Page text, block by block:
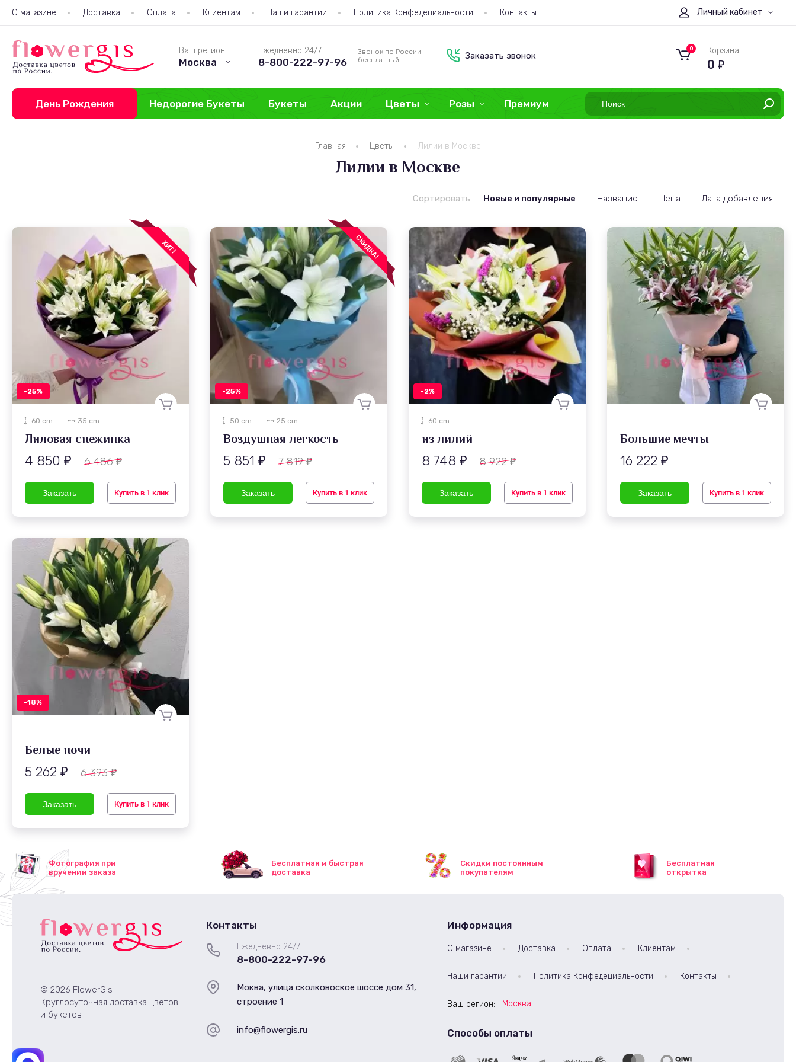
О магазине Доставка Оплата Клиентам Наши гарантии Политика Конфедециальности Контакты Личный кабинет
Ваш регион:
Москва
Ежедневно 24/7
8-800-222-97-96
Звонок по России
бесплатный
Заказать звонок
0 Корзина
0 ₽
День Рождения Недорогие Букеты Букеты Акции Цветы Розы Премиум
Главная Цветы Лилии в Москве
Лилии в Москве
Сортировать Новые и популярные Название Цена Дата добавления
ХИТ!
-25%
60 cm 35 cm
Лиловая снежинка
4 850 ₽ 6 486₽
Купить в 1 клик
СКИДКА!
-25%
50 cm 25 cm
Воздушная легкость
5 851 ₽ 7 819₽
Купить в 1 клик
-2%
60 cm
из лилий
8 748 ₽ 8 922₽
Купить в 1 клик
Большие мечты
16 222 ₽
Купить в 1 клик
-18%
Белые ночи
5 262 ₽ 6 393₽
Купить в 1 клик
Фотография при
вручении заказа
Бесплатная и быстрая
доставка
Скидки постоянным
покупателям
Бесплатная
открытка
© 2026 FlowerGis -
Круглосуточная доставка цветов
и букетов
Контакты
Ежедневно 24/7
8-800-222-97-96
Моква, улица сколковоское шоссе дом 31,
строение 1
info@flowergis.ru
Информация
О магазине Доставка Оплата Клиентам
Наши гарантии Политика Конфедециальности Контакты
Ваш регион: Москва
Способы оплаты